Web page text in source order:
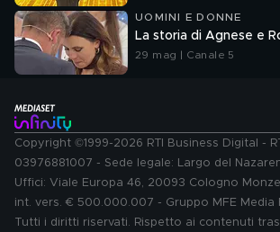
UOMINI E DONNE
La storia di Agnese e
29 mag | Canale 5
Copyright ©1999-2026 RTI Business Digital -
03976881007 - Sede legale: Largo del
Uffici: Viale Europa 46, 20093 Cologno
int. vers. € 500.000.007 - Gruppo MFE Media
Tutti i diritti riservati. Rispetto ai contenuti